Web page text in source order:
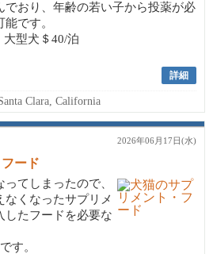
でおり、年齢の若い子から投薬が必
です。
大型犬＄40/泊
詳細
Clara, California
2026年06月17日(水)
ード
てしまったので、
なくなったサプリメ
したフードを必要な
す。